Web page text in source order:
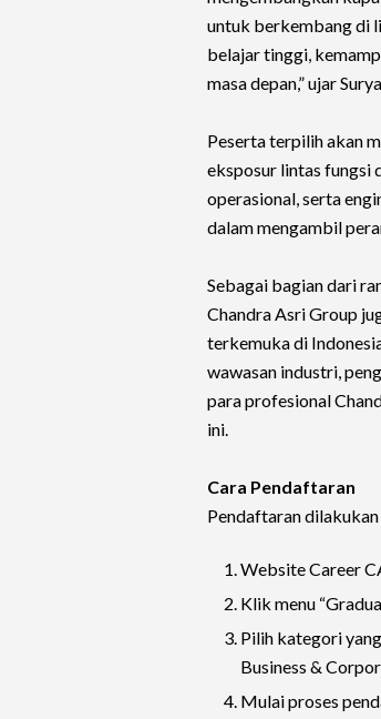
untuk berkembang di
belajar tinggi,
masa depan,” ujar
Peserta terpilih akan
eksposur lintas fungsi
operasional, serta
dalam mengambil
Sebagai bagian dari
Chandra Asri Group
terkemuka di
wawasan industri,
para profesional
ini.
Cara Pendaftaran
Pendaftaran
Website Career
Klik menu
Pilih kategori
Business &
Mulai proses